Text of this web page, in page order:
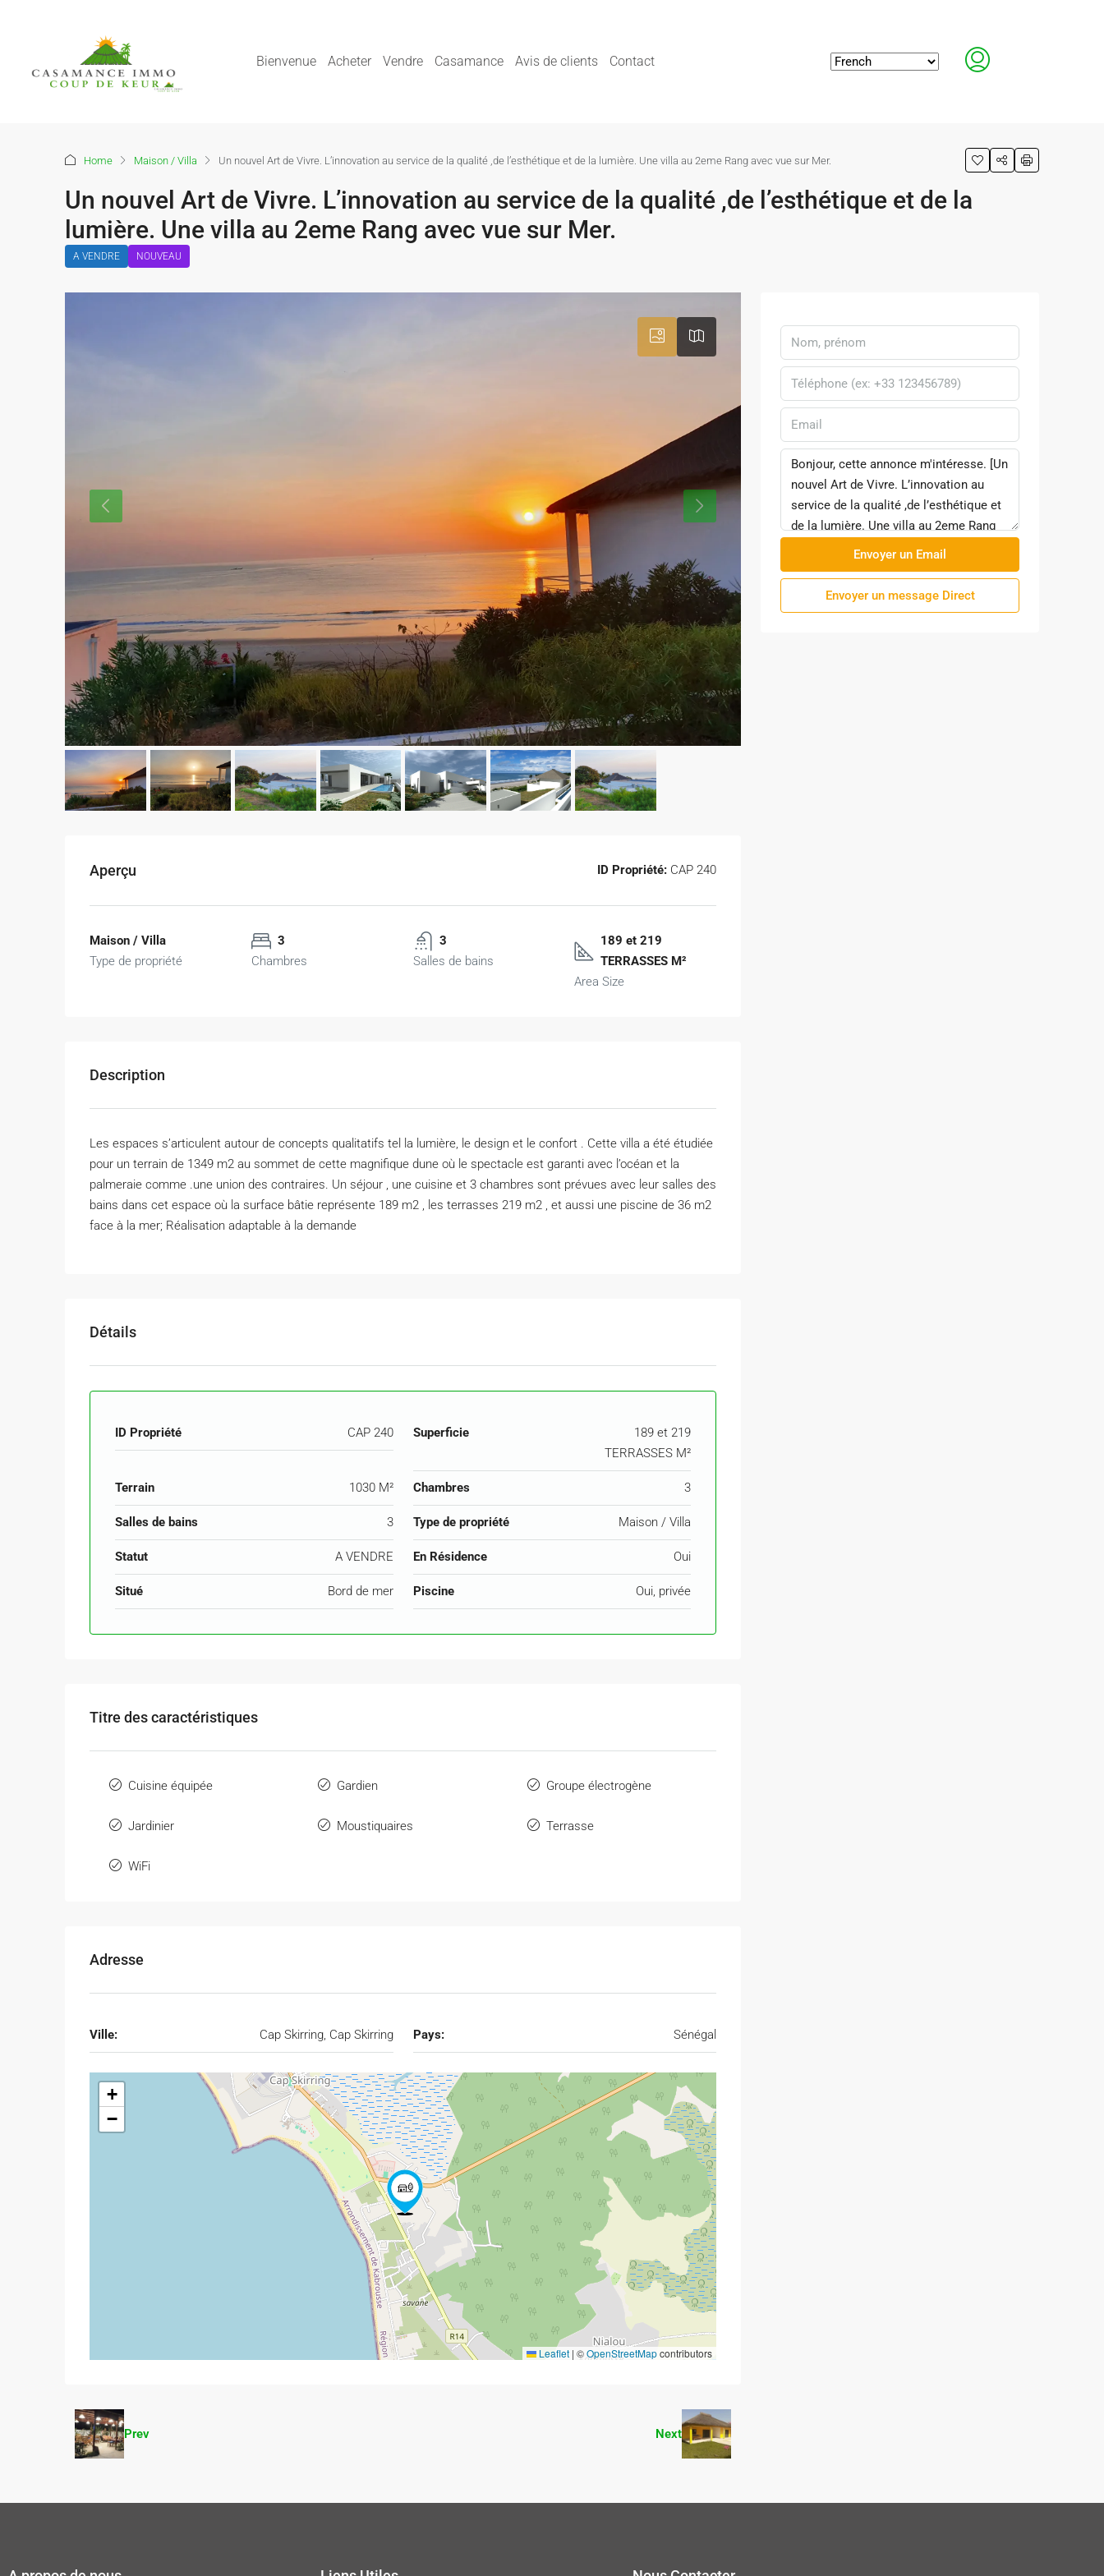
Bienvenue Acheter Vendre Casamance Avis de clients Contact
Home Maison / Villa Un nouvel Art de Vivre. L’innovation au service de la qualité ,de l’esthétique et de la lumière. Une villa au 2eme Rang avec vue sur Mer.
Un nouvel Art de Vivre. L’innovation au service de la qualité ,de l’esthétique et de la
lumière. Une villa au 2eme Rang avec vue sur Mer.
A VENDRE NOUVEAU
Aperçu ID Propriété: CAP 240
Maison / Villa
Type de propriété
3
Chambres
3
Salles de bains
189 et 219
TERRASSES M²
Area Size
Description
Les espaces s’articulent autour de concepts qualitatifs tel la lumière, le design et le confort . Cette villa a été étudiée
pour un terrain de 1349 m2 au sommet de cette magnifique dune où le spectacle est garanti avec l’océan et la
palmeraie comme .une union des contraires. Un séjour , une cuisine et 3 chambres sont prévues avec leur salles des
bains dans cet espace où la surface bâtie représente 189 m2 , les terrasses 219 m2 , et aussi une piscine de 36 m2
face à la mer; Réalisation adaptable à la demande
Détails
ID Propriété CAP 240 Superficie
189 et 219
TERRASSES M²
Terrain 1030 M² Chambres 3
Salles de bains 3 Type de propriété Maison / Villa
Statut A VENDRE En Résidence Oui
Situé Bord de mer Piscine Oui, privée
Titre des caractéristiques
Cuisine équipée Gardien Groupe électrogène
Jardinier Moustiquaires Terrasse
WiFi
Adresse
Ville: Cap Skirring, Cap Skirring Pays: Sénégal
+
−
Leaflet | ©OpenStreetMapcontributors
Prev Next
Envoyer un Email
Envoyer un message Direct